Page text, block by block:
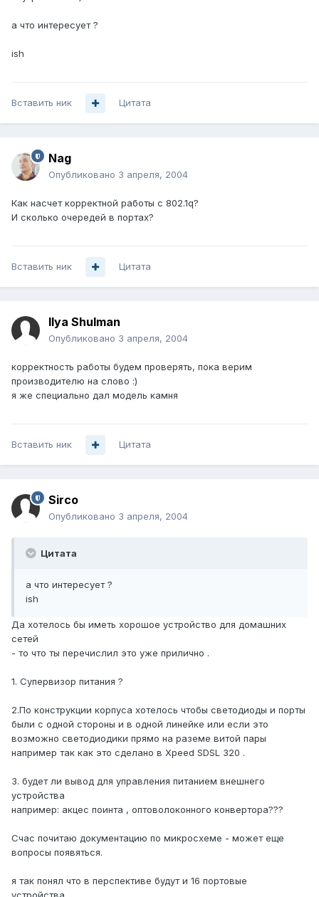
а что интересует ?
ish
Вставить ник Цитата
Nag
Опубликовано 3 апреля, 2004
Как насчет корректной работы с 802.1q?
И сколько очередей в портах?
Вставить ник Цитата
Ilya Shulman
Опубликовано 3 апреля, 2004
корректность работы будем проверять, пока верим
производителю на слово :)
я же специально дал модель камня
Вставить ник Цитата
Sirco
Опубликовано 3 апреля, 2004
Цитата
а что интересует ?
ish
Да хотелось бы иметь хорошое устройство для домашних
сетей
- то что ты перечислил это уже прилично .
1. Супервизор питания ?
2.По конструкции корпуса хотелось чтобы светодиоды и порты
были с одной стороны и в одной линейке или если это
возможно светодиодики прямо на раземе витой пары
например так как это сделано в Xpeed SDSL 320 .
3. будет ли вывод для управления питанием внешнего
устройства
например: акцес поинта , оптоволоконного конвертора???
Счас почитаю документацию по микросхеме - может еще
вопросы появяться.
я так понял что в перспективе будут и 16 портовые